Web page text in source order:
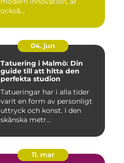
ocks&...
04. jun
Tatuering i Malmö: Din
guide till att hitta den
perfekta studion
Tatueringar har i alla tider
varit en form av personligt
uttryck och konst. I den
skånska metr...
11. mar